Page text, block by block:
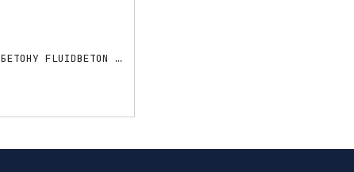
КИСЛОТА ДЛЯ ЗНЯТТЯ БЕТОНУ FLUIDBETON — 5 л.